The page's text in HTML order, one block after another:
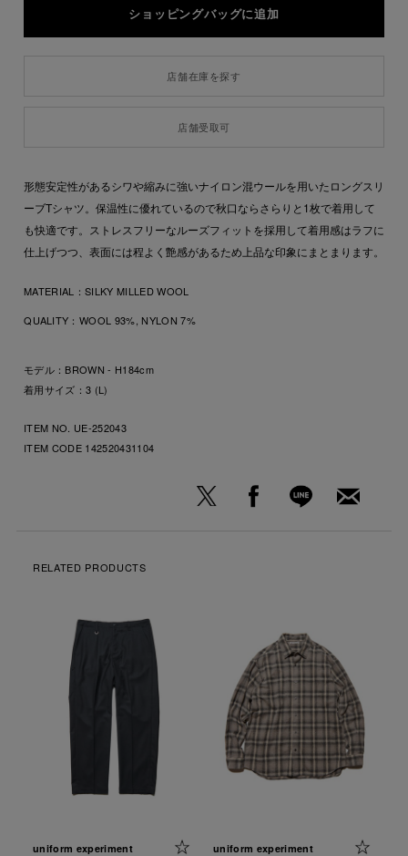
店舗在庫を探す
店舗受取可
形態安定性があるシワや縮みに強いナイロン混ウールを用いたロングスリ
ーブTシャツ。保温性に優れているので秋口ならさらりと1枚で着用して
も快適です。ストレスフリーなルーズフィットを採用して着用感はラフに
仕上げつつ、表面には程よく艶感があるため上品な印象にまとまります。
MATERIAL： SILKY MILLED WOOL
QUALITY： WOOL 93%, NYLON 7%
モデル：BROWN - H184cm
着用サイズ：3 (L)
ITEM NO. UE-252043
ITEM CODE 142520431104
RELATED PRODUCTS
uniform experiment uniform experiment